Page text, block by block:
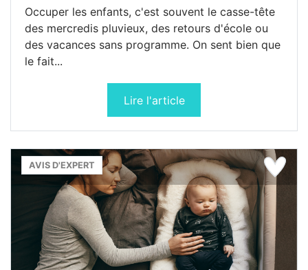
Occuper les enfants, c'est souvent le casse-tête
des mercredis pluvieux, des retours d'école ou
des vacances sans programme. On sent bien que
le fait...
Lire l'article
AVIS D'EXPERT